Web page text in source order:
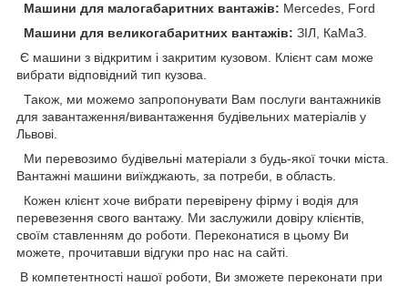
Машини для малогабаритних вантажів: Mercedes, Ford
Машини для великогабаритних вантажів: ЗІЛ, КаМаЗ.
Є машини з відкритим і закритим кузовом. Клієнт сам може
вибрати відповідний тип кузова.
Також, ми можемо запропонувати Вам послуги вантажників
для завантаження/вивантаження будівельних матеріалів у
Львові.
Ми перевозимо будівельні матеріали з будь-якої точки міста.
Вантажні машини виїжджають, за потреби, в область.
Кожен клієнт хоче вибрати перевірену фірму і водія для
перевезення свого вантажу. Ми заслужили довіру клієнтів,
своїм ставленням до роботи. Переконатися в цьому Ви
можете, прочитавши відгуки про нас на сайті.
В компетентності нашої роботи, Ви зможете переконати при